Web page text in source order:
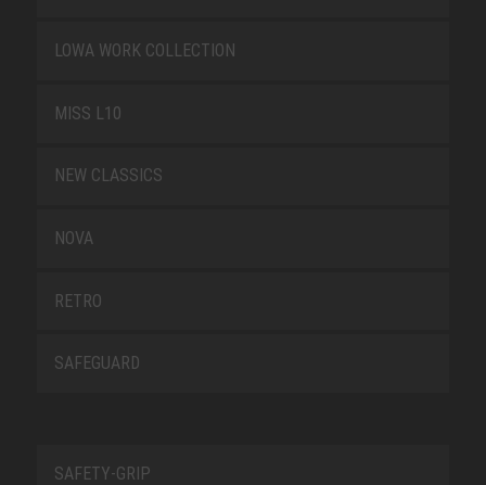
LOWA WORK COLLECTION
MISS L10
NEW CLASSICS
NOVA
RETRO
SAFEGUARD
SAFETY-GRIP